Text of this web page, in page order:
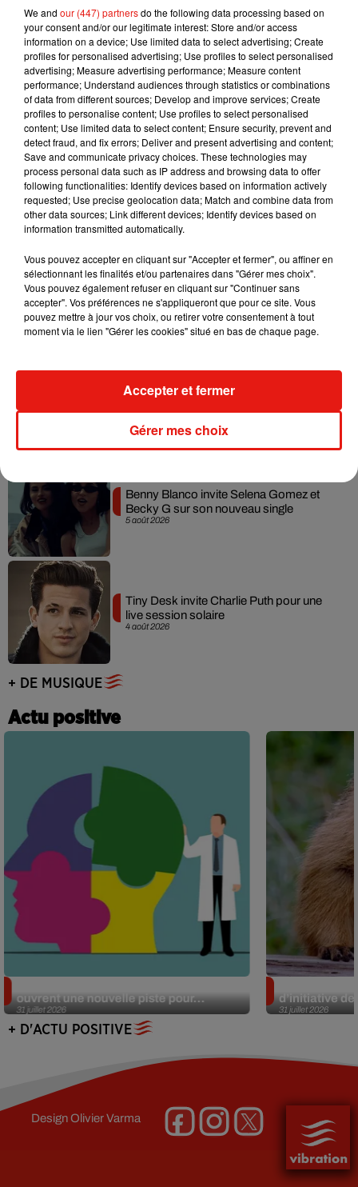
Musique
Julien Lieb s’essaye à la vie de chatelain
dans son nouveau clip
7 août 2026
Madonna sort enfin le remix de « Love
Sensation » avec Kylie Minogue
7 août 2026
Tayc et Didi B dévoilent le single le plus
dansant de l’année
7 août 2026
Angèle et Amélie Lens dévoilent leur
collaboration tant attendue
5 août 2026
Benny Blanco invite Selena Gomez et
Becky G sur son nouveau single
4 août 2026
Tiny Desk invite Charlie Puth pour une
live session solaire
+ DE MUSIQUE
Actu positive
31 juillet 2026
ouvrent une nouvelle piste pour...
31 juillet 2026
d’initiative
+ D'ACTU POSITIVE
DesignOlivier Varma
We and our (447) partnersdo the following data processing based on
your consent and/or our legitimate interest: Store and/or access
information on a device; Use limited data to select advertising; Create
profiles for personalised advertising; Use profiles to select personalised
advertising; Measure advertising performance; Measure content
performance; Understand audiences through statistics or combinations
of data from different sources; Develop and improve services; Create
profiles to personalise content; Use profiles to select personalised
content; Use limited data to select content; Ensure security, prevent and
detect fraud, and fix errors; Deliver and present advertising and content;
Save and communicate privacy choices. These technologies may
process personal data such as IP address and browsing data to offer
following functionalities: Identify devices based on information actively
requested; Use precise geolocation data; Match and combine data from
other data sources; Link different devices; Identify devices based on
information transmitted automatically.
Vous pouvez accepter en cliquant sur "Accepter et fermer", ou affiner en
sélectionnant les finalités et/ou partenaires dans "Gérer mes choix".
Vous pouvez également refuser en cliquant sur "Continuer sans
accepter". Vos préférences ne s'appliqueront que pour ce site. Vous
pouvez mettre à jour vos choix, ou retirer votre consentement à tout
moment via le lien "Gérer les cookies" situé en bas de chaque page.
Gérer mes choix
Accepter et fermer